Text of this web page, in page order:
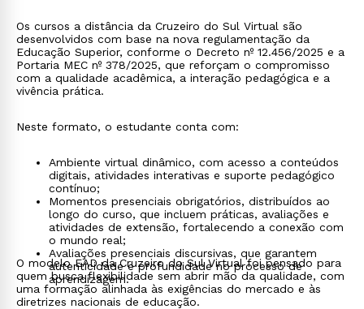
Os cursos a distância da Cruzeiro do Sul Virtual são
desenvolvidos com base na nova regulamentação da
Educação Superior, conforme o Decreto nº 12.456/2025 e a
Portaria MEC nº 378/2025, que reforçam o compromisso
com a qualidade acadêmica, a interação pedagógica e a
vivência prática.
Neste formato, o estudante conta com:
Ambiente virtual dinâmico, com acesso a conteúdos
digitais, atividades interativas e suporte pedagógico
contínuo;
Momentos presenciais obrigatórios, distribuídos ao
longo do curso, que incluem práticas, avaliações e
atividades de extensão, fortalecendo a conexão com
o mundo real;
Avaliações presenciais discursivas, que garantem
autenticidade e profundidade no processo de
aprendizagem.
O modelo EAD da Cruzeiro do Sul Virtual foi pensado para
quem busca flexibilidade sem abrir mão da qualidade, com
uma formação alinhada às exigências do mercado e às
diretrizes nacionais de educação.